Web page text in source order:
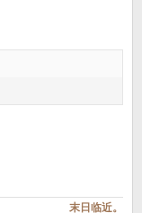
末日临近。